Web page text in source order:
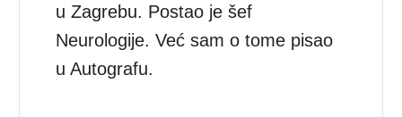
u Zagrebu. Postao je šef
Neurologije. Već sam o tome pisao
u Autografu.